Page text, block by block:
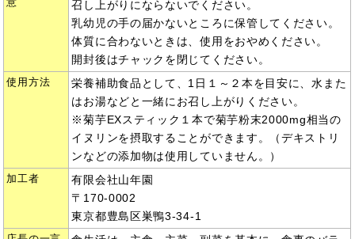
召し上がりにならないでください。
乳幼児の手の届かないところに保管してください。
体質に合わないときは、使用をおやめください。
開封後はチャックを閉じてください。
使用方法
栄養補助食品として、1日１～２本を目安に、水また
はお湯などと一緒にお召し上がりください。
※菊芋EXスティック１本で菊芋粉末2000mg相当の
イヌリンを摂取することができます。（デキストリ
ンなどの添加物は使用していません。）
加工者
有限会社山年園
〒170-0002
東京都豊島区巣鴨3-34-1